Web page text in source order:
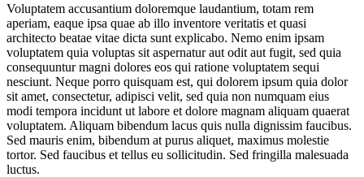
Voluptatem accusantium doloremque laudantium, totam rem
aperiam, eaque ipsa quae ab illo inventore veritatis et quasi
architecto beatae vitae dicta sunt explicabo. Nemo enim ipsam
voluptatem quia voluptas sit aspernatur aut odit aut fugit, sed quia
consequuntur magni dolores eos qui ratione voluptatem sequi
nesciunt. Neque porro quisquam est, qui dolorem ipsum quia dolor
sit amet, consectetur, adipisci velit, sed quia non numquam eius
modi tempora incidunt ut labore et dolore magnam aliquam quaerat
voluptatem. Aliquam bibendum lacus quis nulla dignissim faucibus.
Sed mauris enim, bibendum at purus aliquet, maximus molestie
tortor. Sed faucibus et tellus eu sollicitudin. Sed fringilla malesuada
luctus.